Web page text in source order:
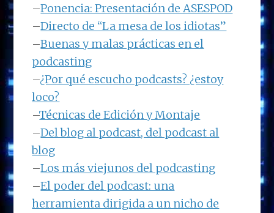
–Ponencia: Presentación de ASESPOD
–Directo de “La mesa de los idiotas”
–Buenas y malas prácticas en el
podcasting
–¿Por qué escucho podcasts? ¿estoy
loco?
–Técnicas de Edición y Montaje
–Del blog al podcast, del podcast al
blog
–Los más viejunos del podcasting
–El poder del podcast: una
herramienta dirigida a un nicho de